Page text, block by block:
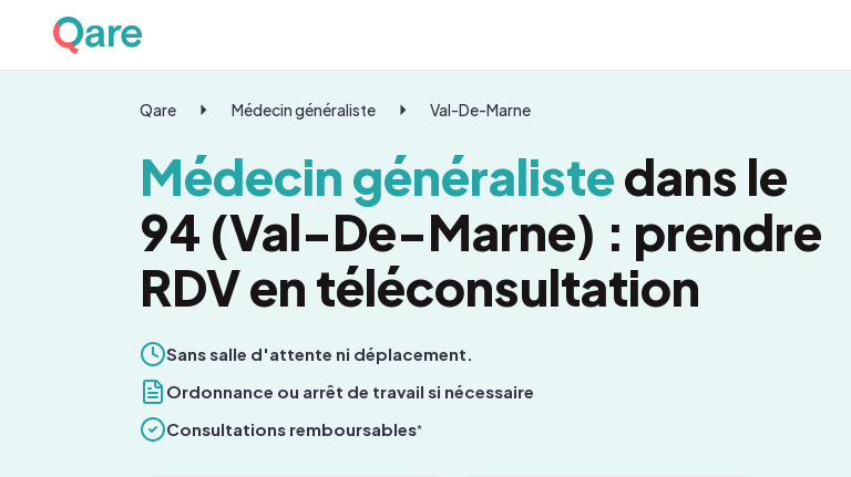
Qare Médecin généraliste Val-De-Marne
Médecin généralistedans le
94 (Val-De-Marne) : prendre
RDV en téléconsultation
Sans salle d'attente ni déplacement.
Ordonnance ou arrêt de travail si nécessaire
Consultations remboursables*